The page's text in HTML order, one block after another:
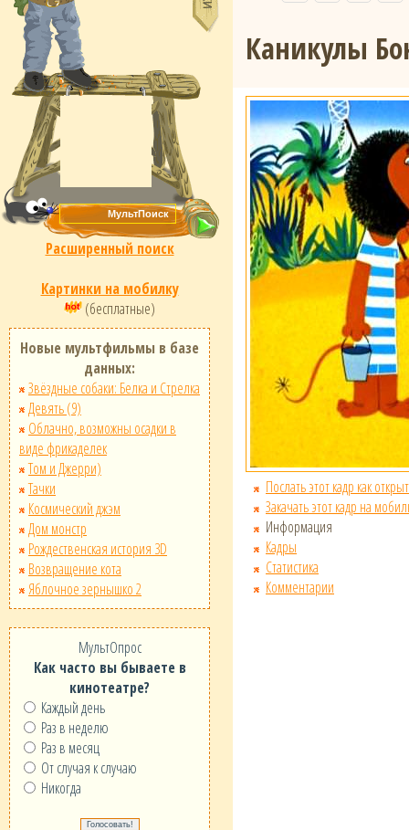
Расширенный поиск
Картинки на мобилку
(бесплатные)
Новые мультфильмы в базе
данных:
Звёздные собаки: Белка и Стрелка
Девять (9)
Облачно, возможны осадки в
виде фрикаделек
Том и Джерри)
Тачки
Космический джэм
Дом монстр
Рождественская история 3D
Возвращение кота
Яблочное зернышко 2
МультОпрос
Как часто вы бываете в
кинотеатре?
Каждый день
Раз в неделю
Раз в месяц
От случая к случаю
Никогда
Каникулы
Послать этот кадр как
Закачать этот кадр на
Информация
Кадры
Статистика
Комментарии